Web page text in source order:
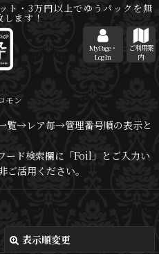
ト・3万円以上でゆうパックを無
ます！
MyPage・
Log-In
ご利用案
内
モン
覧→レア毎→管理番号順の表示と
ード検索欄に「Foil」とご入力い
活用ください。
表示順変更